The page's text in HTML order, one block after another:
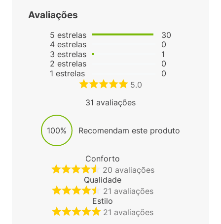
Avaliações
5 estrelas
4 estrelas
3 estrelas
2 estrelas
1 estrelas
30
0
1
0
0
5.0
31 avaliações
100% Recomendam este produto
Conforto
20 avaliações
Qualidade
21 avaliações
Estilo
21 avaliações